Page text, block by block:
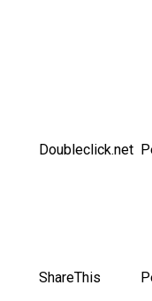
Doubleclick.net
ShareThis